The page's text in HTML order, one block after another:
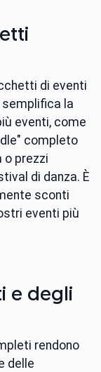
di eventi
la
eventi, come
completo
o prezzi
di danza. È
sconti
eventi più
e degli
rendono
delle